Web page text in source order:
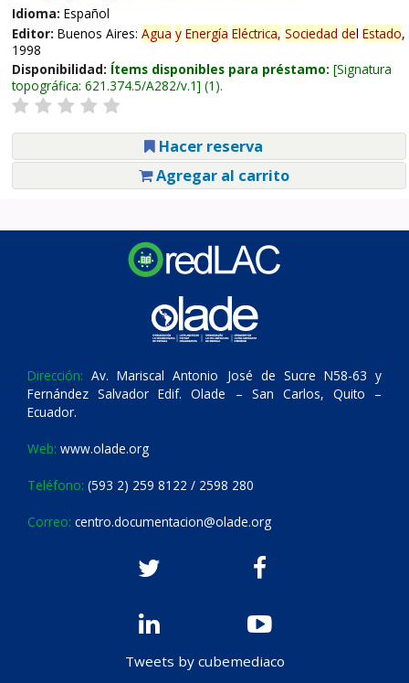
Idioma: Español
Editor: Buenos Aires: Agua y Energía Eléctrica, Sociedad del Estado,
1998
Disponibilidad: Ítems disponibles para préstamo: Signatura
topográfica: 621.374.5/A282/v.1 (1).
Hacer reserva
Agregar al carrito
Dirección: Av. Mariscal Antonio José de Sucre N58-63 y
Fernández Salvador Edif. Olade – San Carlos, Quito –
Ecuador.
Web: www.olade.org
Teléfono: (593 2) 259 8122 / 2598 280
Correo: centro.documentacion@olade.org
Tweets by cubemediaco